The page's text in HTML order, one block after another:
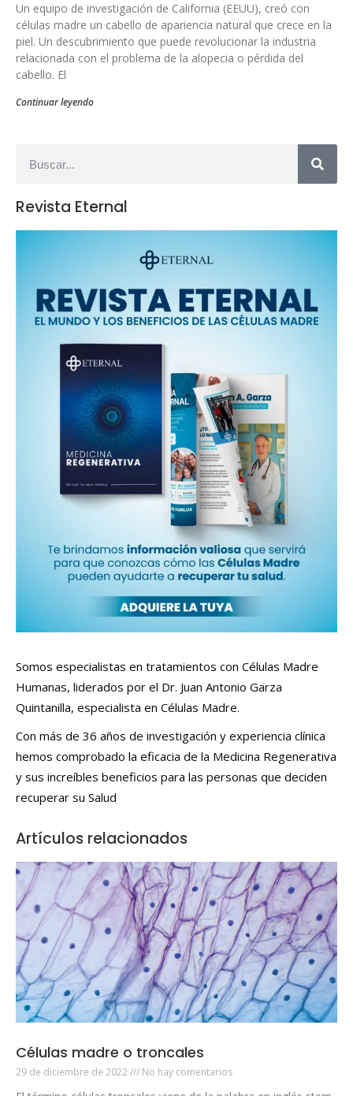
Un equipo de investigación de California (EEUU), creó con
células madre un cabello de apariencia natural que crece en la
piel. Un descubrimiento que puede revolucionar la industria
relacionada con el problema de la alopecia o pérdida del
cabello. El
Continuar leyendo
Revista Eternal
Somos especialistas en tratamientos con Células Madre
Humanas, liderados por el Dr. Juan Antonio Garza
Quintanilla, especialista en Células Madre.
Con más de 36 años de investigación y experiencia clínica
hemos comprobado la eficacia de la Medicina Regenerativa
y sus increíbles beneficios para las personas que deciden
recuperar su Salud
Artículos relacionados
Células madre o troncales
29 de diciembre de 2022 No hay comentarios